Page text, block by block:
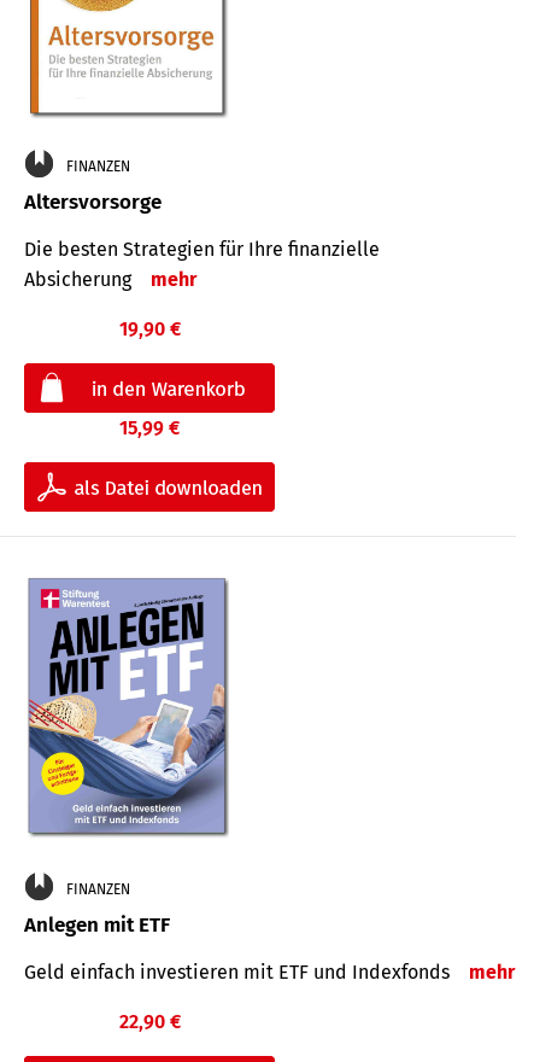
FINANZEN
Altersvorsorge
Die besten Strategien für Ihre finanzielle
Absicherung
mehr
19,90 €
15,99 €
FINANZEN
Anlegen mit ETF
Geld einfach investieren mit ETF und Indexfonds mehr
22,90 €